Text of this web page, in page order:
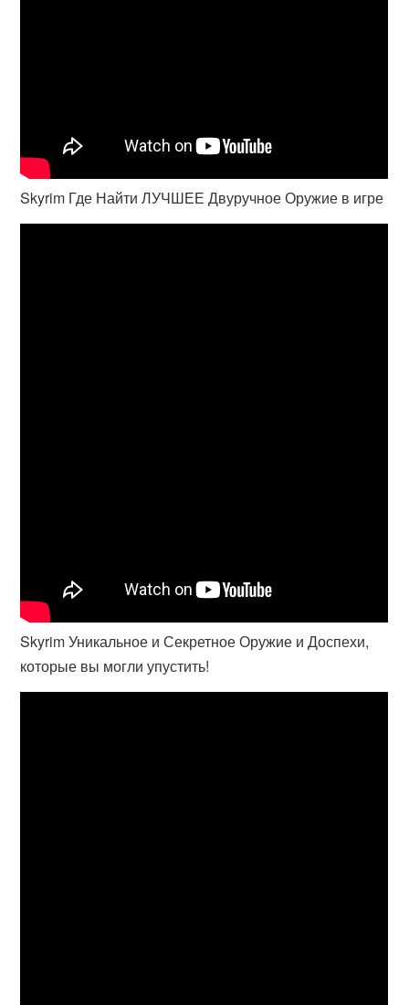
Skyrim Где Найти ЛУЧШЕЕ Двуручное Оружие в игре
Skyrim Уникальное и Секретное Оружие и Доспехи,
которые вы могли упустить!